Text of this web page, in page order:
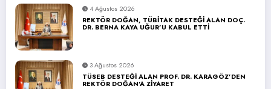
4 Ağustos 2026
REKTÖR DOĞAN, TÜBİTAK DESTEĞİ ALAN DOÇ.
DR. BERNA KAYA UĞUR’U KABUL ETTİ
3 Ağustos 2026
TÜSEB DESTEĞİ ALAN PROF. DR. KARAGÖZ’DEN
REKTÖR DOĞAN’A ZİYARET